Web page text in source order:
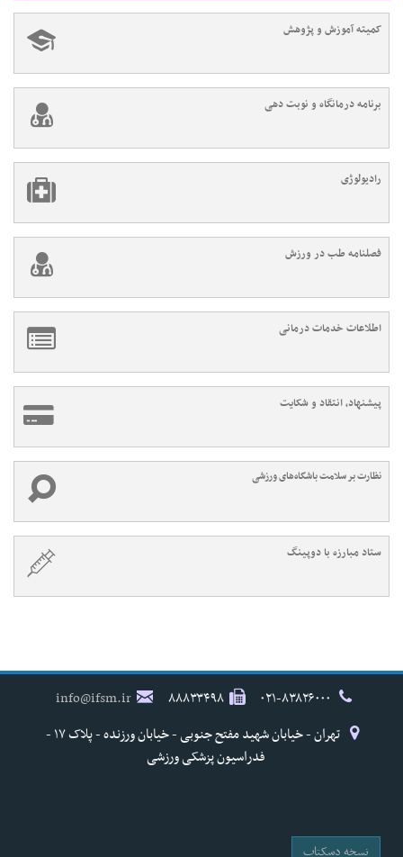
کمیته آموزش و پژوهش
برنامه درمانگاه و نوبت دهی
رادیولوژی
فصلنامه طب در ورزش
اطلاعات خدمات درمانی
پیشنهاد، انتقاد و شکایت
نظارت بر سلامت باشگاه‌های ورزشی
ستاد مبارزه با دوپینگ
۸۸۸۳۳۴۹۸
info@ifsm.ir
تهران - خیابان شهید مفتح جنوبی - خیابان ورزنده - پلاک ۱۷ -
فدراسیون پزشکی ورزشی
نسخه دسکتاپ